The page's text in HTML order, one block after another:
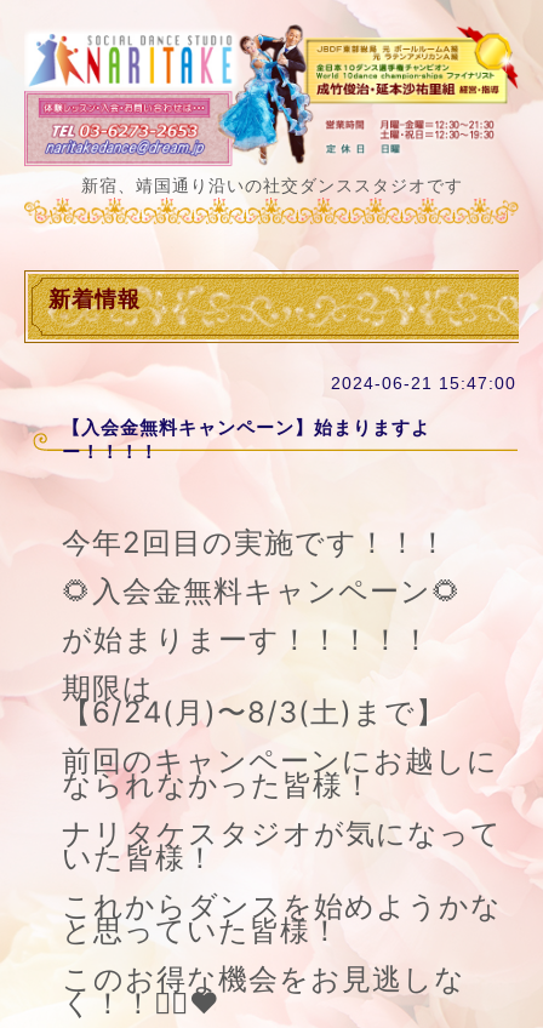
新宿、靖国通り沿いの社交ダンススタジオです
新着情報
2024-06-21 15:47:00
【入会金無料キャンペーン】始まりますよ
ー！！！！
今年2回目の実施です！！！
🌻入会金無料キャンペーン🌻
が始まりまーす！！！！！
期限は
【6/24(月)〜8/3(土)まで】
前回のキャンペーンにお越しに
なられなかった皆様！
ナリタケスタジオが気になって
いた皆様！
これからダンスを始めようかな
と思っていた皆様！
このお得な機会をお見逃しな
く！！🙇‍♂️❤️